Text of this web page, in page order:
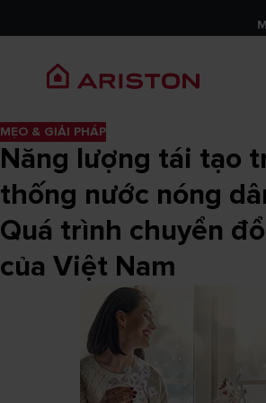
MẸO & GIẢI PHÁP
Năng lượng tái tạo
thống nước nóng
Quá trình chuyển
của Việt Nam